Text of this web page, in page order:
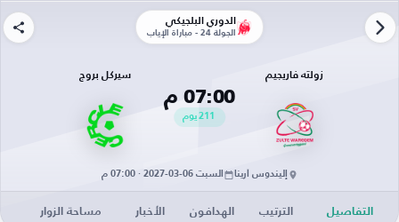
الدوري البلجيكي
الجولة 24 - مباراة الإياب
زولته فاريجيم
07:00 م
211يوم
سيركل بروج
إليندوس أرينا السبت 06-03-2027 · 07:00 م
التفاصيل الترتيب الهدافون الأخبار مساحة الزوار